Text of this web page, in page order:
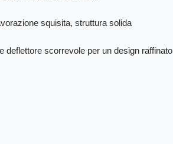
squisita, struttura solida
deflettore scorrevole per un design raffinato